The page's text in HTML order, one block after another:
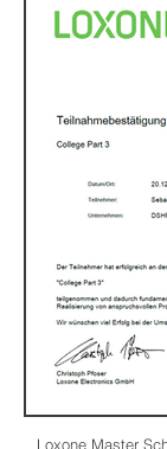
Loxone Master